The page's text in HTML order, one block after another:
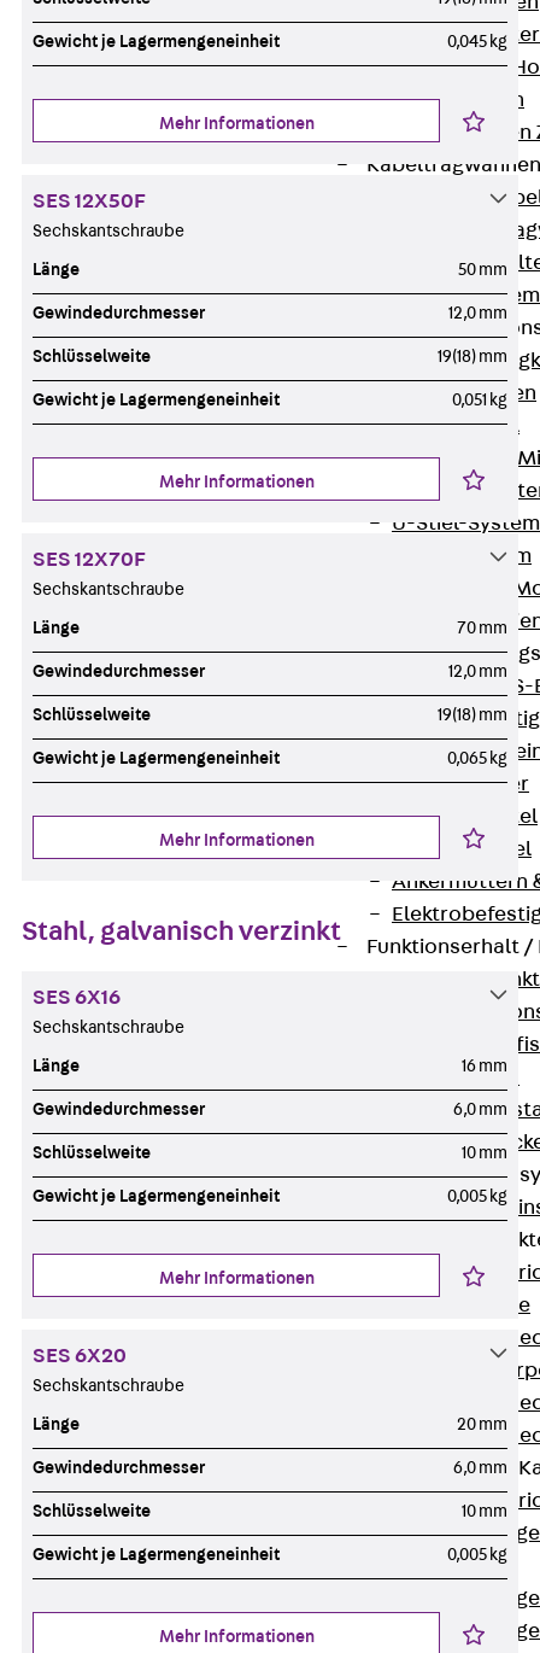
KH Kabelhalter
Hohlleiter-/
Kabelwannen
Kabelschellen
KTW
KBH
Zurück
Wandkonsolen
Deckenbügel
Zentral- und
W-Profil-
U-Stiel-System
I-Stiel-System
PUK-STRUT-
C-Profil-
KTS-
Zurück
Dübel & Anker
Abhängemittel
Schraubmittel
Ankermuttern
Funktionserhalt
(DIN 4102-12)
Zurück
Kanalsysteme
Estrichbündige
Zurück
CHALI
Gewicht je Lagermengeneinheit 0,045 kg
Mehr Informationen
SES 12X50F
Sechskantschraube
Länge 50 mm
Gewindedurchmesser 12,0 mm
Schlüsselweite 19(18) mm
Gewicht je Lagermengeneinheit 0,051 kg
Mehr Informationen
SES 12X70F
Sechskantschraube
Länge 70 mm
Gewindedurchmesser 12,0 mm
Schlüsselweite 19(18) mm
Gewicht je Lagermengeneinheit 0,065 kg
Mehr Informationen
Stahl, galvanisch verzinkt
SES 6X16
Sechskantschraube
Länge 16 mm
Gewindedurchmesser 6,0 mm
Schlüsselweite 10 mm
Gewicht je Lagermengeneinheit 0,005 kg
Mehr Informationen
SES 6X20
Sechskantschraube
Länge 20 mm
Gewindedurchmesser 6,0 mm
Schlüsselweite 10 mm
Gewicht je Lagermengeneinheit 0,005 kg
Mehr Informationen